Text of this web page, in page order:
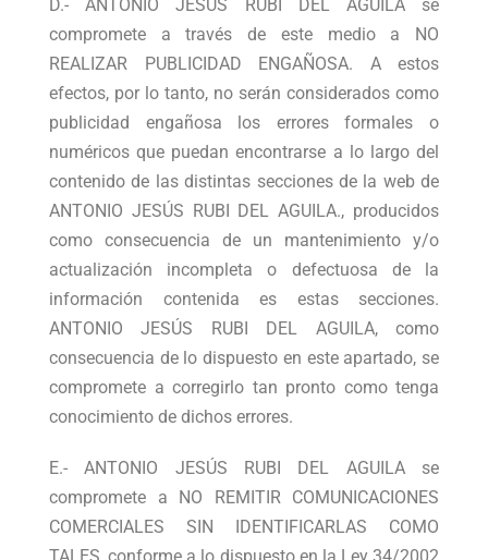
D.- ANTONIO JESÚS RUBI DEL AGUILA se
compromete a través de este medio a NO
REALIZAR PUBLICIDAD ENGAÑOSA. A estos
efectos, por lo tanto, no serán considerados como
publicidad engañosa los errores formales o
numéricos que puedan encontrarse a lo largo del
contenido de las distintas secciones de la web de
ANTONIO JESÚS RUBI DEL AGUILA., producidos
como consecuencia de un mantenimiento y/o
actualización incompleta o defectuosa de la
información contenida es estas secciones.
ANTONIO JESÚS RUBI DEL AGUILA, como
consecuencia de lo dispuesto en este apartado, se
compromete a corregirlo tan pronto como tenga
conocimiento de dichos errores.
E.- ANTONIO JESÚS RUBI DEL AGUILA se
compromete a NO REMITIR COMUNICACIONES
COMERCIALES SIN IDENTIFICARLAS COMO